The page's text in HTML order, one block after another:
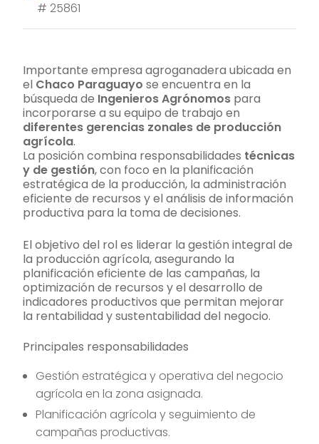
Importante empresa agroganadera ubicada en
el Chaco Paraguayo se encuentra en la
búsqueda de Ingenieros Agrónomos para
incorporarse a su equipo de trabajo en
diferentes gerencias zonales de producción
agrícola.
La posición combina responsabilidades técnicas
y de gestión, con foco en la planificación
estratégica de la producción, la administración
eficiente de recursos y el análisis de información
productiva para la toma de decisiones.
El objetivo del rol es liderar la gestión integral de
la producción agrícola, asegurando la
planificación eficiente de las campañas, la
optimización de recursos y el desarrollo de
indicadores productivos que permitan mejorar
la rentabilidad y sustentabilidad del negocio.
Principales responsabilidades
Gestión estratégica y operativa del negocio
agrícola en la zona asignada.
Planificación agrícola y seguimiento de
campañas productivas.
# 25861